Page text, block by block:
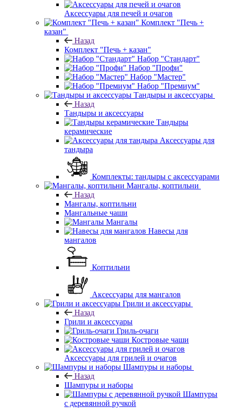
Аксессуары для печей и очагов
Комплект "Печь +
казан"
Назад
Комплект "Печь + казан"
Набор "Стандарт"
Набор "Профи"
Набор "Мастер"
Набор "Премиум"
Тандыры и аксессуары
Назад
Тандыры и аксессуары
Тандыры
керамические
Аксессуары для
тандыра
Комплекты: тандыры с аксессуарами
Мангалы, коптильни
Назад
Мангалы, коптильни
Мангальные чаши
Мангалы
Навесы для
мангалов
Коптильни
Аксессуары для мангалов
Грили и аксессуары
Назад
Грили и аксессуары
Гриль-очаги
Костровые чаши
Аксессуары для грилей и очагов
Шампуры и наборы
Назад
Шампуры и наборы
Шампуры
с деревянной ручкой